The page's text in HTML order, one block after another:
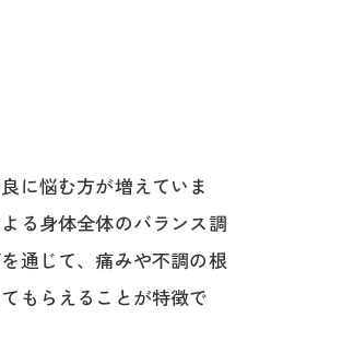
に悩む方が増えていま
る身体全体のバランス調
通じて、痛みや不調の根
もらえることが特徴で